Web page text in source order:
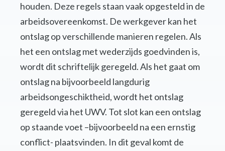
houden. Deze regels staan vaak opgesteld in de
arbeidsovereenkomst. De werkgever kan het
ontslag op verschillende manieren regelen. Als
het een ontslag met wederzijds goedvinden is,
wordt dit schriftelijk geregeld. Als het gaat om
ontslag na bijvoorbeeld langdurig
arbeidsongeschiktheid, wordt het ontslag
geregeld via het UWV. Tot slot kan een ontslag
op staande voet –bijvoorbeeld na een ernstig
conflict- plaatsvinden. In dit geval komt de